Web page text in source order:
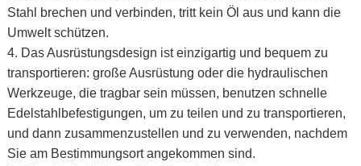
Stahl brechen und verbinden, tritt kein Öl aus und kann die
Umwelt schützen.
4. Das Ausrüstungsdesign ist einzigartig und bequem zu
transportieren: große Ausrüstung oder die hydraulischen
Werkzeuge, die tragbar sein müssen, benutzen schnelle
Edelstahlbefestigungen, um zu teilen und zu transportieren,
und dann zusammenzustellen und zu verwenden, nachdem
Sie am Bestimmungsort angekommen sind.